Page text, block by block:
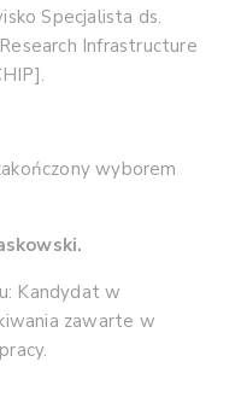
Specjalista ds.
Infrastructure
wyborem
Kandydat w
zawarte w